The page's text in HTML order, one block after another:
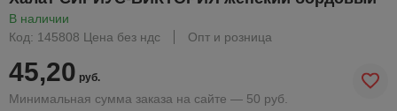
В наличии
Код: 145808 Цена без ндс
Опт и розница
45,20 руб.
Минимальная сумма заказа на сайте — 50 руб.